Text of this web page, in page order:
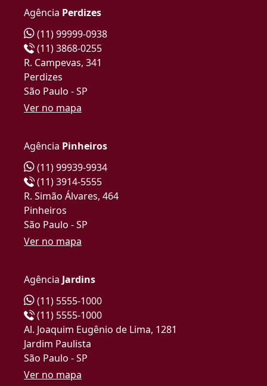
Agência Perdizes
(11) 99999-0938
(11) 3868-0255
R. Campevas, 341
Perdizes
São Paulo - SP
Ver no mapa
Agência Pinheiros
(11) 99939-9934
(11) 3914-5555
R. Simão Álvares, 464
Pinheiros
São Paulo - SP
Ver no mapa
Agência Jardins
(11) 5555-1000
(11) 5555-1000
Al. Joaquim Eugênio de Lima, 1281
Jardim Paulista
São Paulo - SP
Ver no mapa